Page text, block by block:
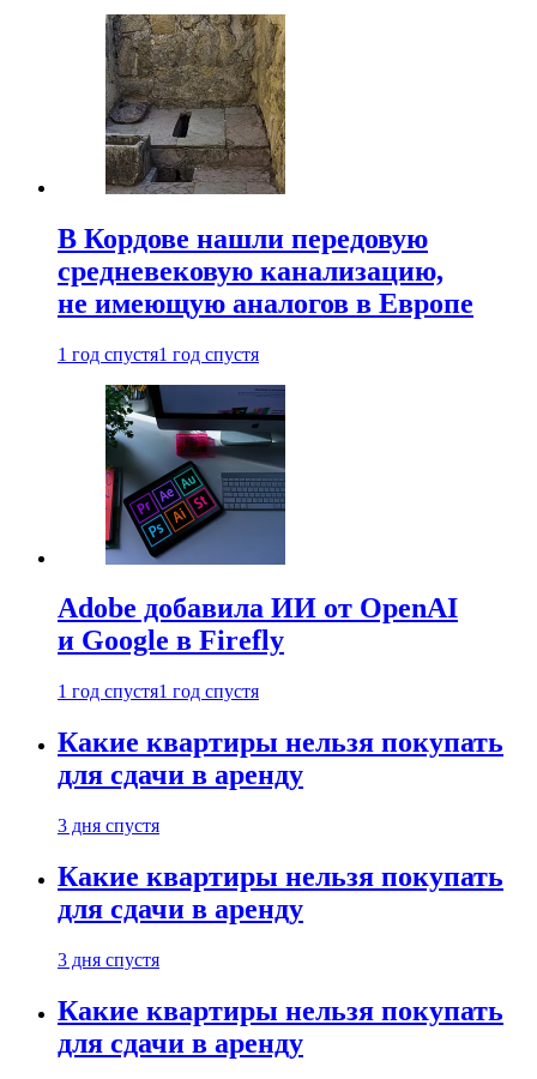
В Кордове нашли передовую
средневековую канализацию,
не имеющую аналогов в Европе
1 год спустя1 год спустя
Adobe добавила ИИ от OpenAI
и Google в Firefly
1 год спустя1 год спустя
Какие квартиры нельзя покупать
для сдачи в аренду
3 дня спустя
Какие квартиры нельзя покупать
для сдачи в аренду
3 дня спустя
Какие квартиры нельзя покупать
для сдачи в аренду